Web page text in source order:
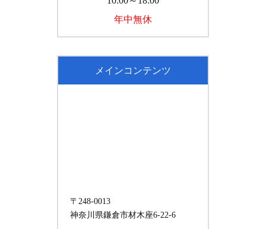
年中無休
メインコンテンツ
〒248-0013
神奈川県鎌倉市材木座6-22-6